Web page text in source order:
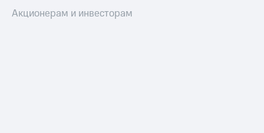
Акционерам и инвесторам